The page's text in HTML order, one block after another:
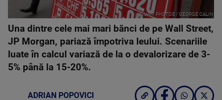
INQUAM PHOTOS / GEORGE CALIN
Una dintre cele mai mari bănci de pe Wall Street,
JP Morgan, pariază împotriva leului. Scenariile
luate în calcul variază de la o devalorizare de 3-
5% până la 15-20%.
ADRIAN POPOVICI